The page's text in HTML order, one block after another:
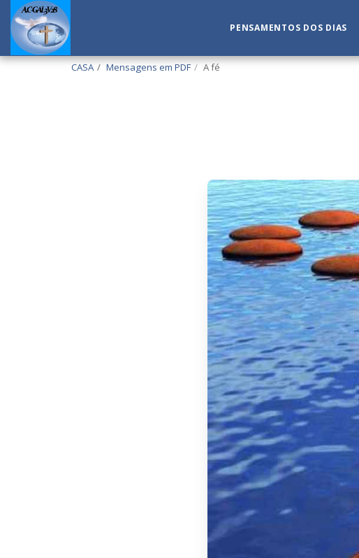
PENSAMENTOS DOS DIAS
CASA Mensagens em PDF A fé